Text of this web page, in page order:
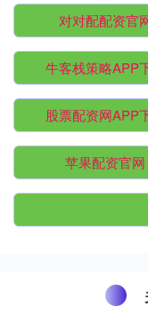
对对配配资官
牛客栈策略APP
股票配资网APP
苹果配资官网